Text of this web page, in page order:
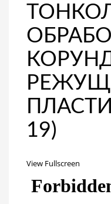
19)
View Fullscreen